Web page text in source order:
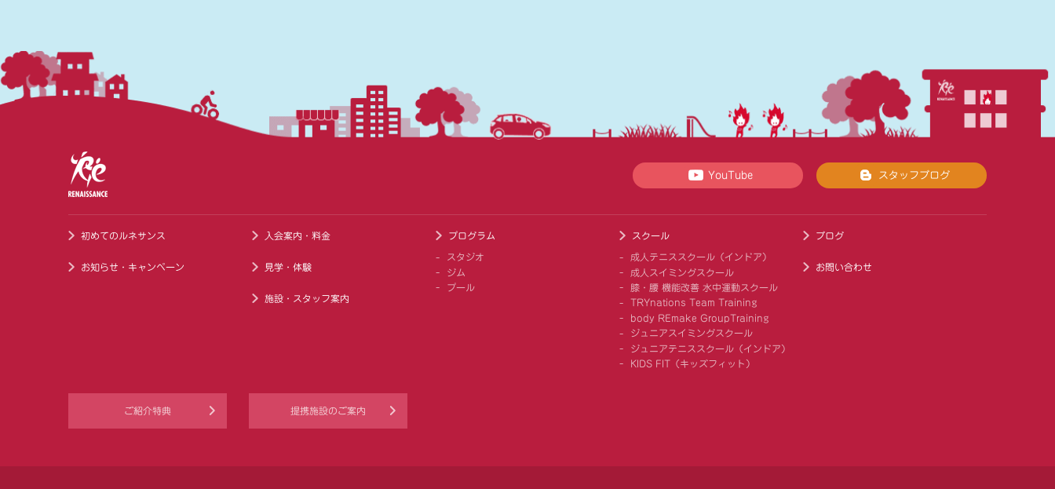
YouTube スタッフブログ
初めてのルネサンス
お知らせ・キャンペーン
入会案内・料金
見学・体験
施設・スタッフ案内
プログラム
スタジオ
ジム
プール
スクール
成人テニススクール（インドア）
成人スイミングスクール
膝・腰 機能改善 水中運動スクール
TRYnations Team Training
body REmake GroupTraining
ジュニアスイミングスクール
ジュニアテニススクール（インドア）
KIDS FIT（キッズフィット）
ブログ
お問い合わせ
ご紹介特典 提携施設のご案内